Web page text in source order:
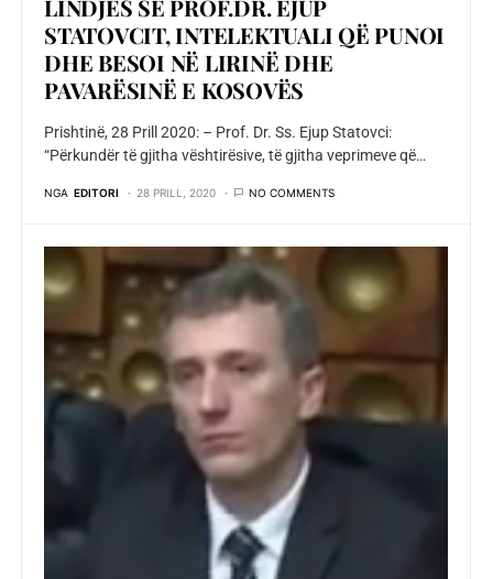
LINDJES SË PROF.DR. EJUP
STATOVCIT, INTELEKTUALI QË PUNOI
DHE BESOI NË LIRINË DHE
PAVARËSINË E KOSOVËS
Prishtinë, 28 Prill 2020: – Prof. Dr. Ss. Ejup Statovci:
“Përkundër të gjitha vështirësive, të gjitha veprimeve që…
NGA EDITORI 28 PRILL, 2020 NO COMMENTS